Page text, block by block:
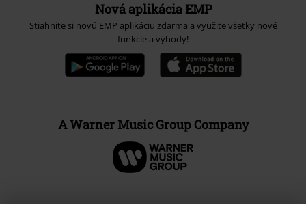
Nová aplikácia EMP
Stiahnite si novú EMP aplikáciu zdarma a využite všetky nové
funkcie a výhody!
A Warner Music Group Company